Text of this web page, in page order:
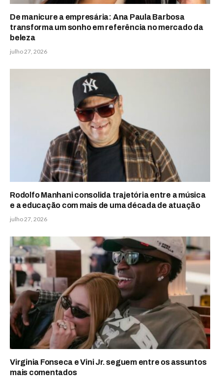
De manicure a empresária: Ana Paula Barbosa
transforma um sonho em referência no mercado da
beleza
julho 27, 2026
Rodolfo Manhani consolida trajetória entre a música
e a educação com mais de uma década de atuação
julho 27, 2026
Virginia Fonseca e Vini Jr. seguem entre os assuntos
mais comentados